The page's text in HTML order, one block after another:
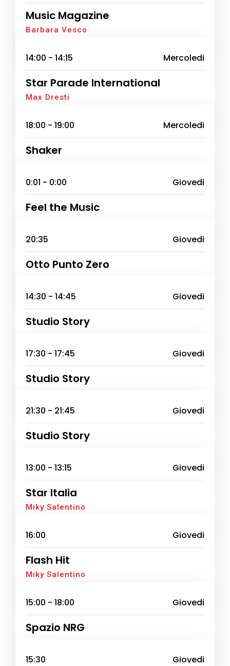
Music Magazine
Barbara Vesco
14:00 - 14:15 Mercoledi
Star Parade International
Max Dresti
18:00 - 19:00 Mercoledi
Shaker
0:01 - 0:00 Giovedi
Feel the Music
20:35 Giovedi
Otto Punto Zero
14:30 - 14:45 Giovedi
Studio Story
17:30 - 17:45 Giovedi
Studio Story
21:30 - 21:45 Giovedi
Studio Story
13:00 - 13:15 Giovedi
Star Italia
Miky Salentino
16:00 Giovedi
Flash Hit
Miky Salentino
15:00 - 18:00 Giovedi
Spazio NRG
15:30 Giovedi